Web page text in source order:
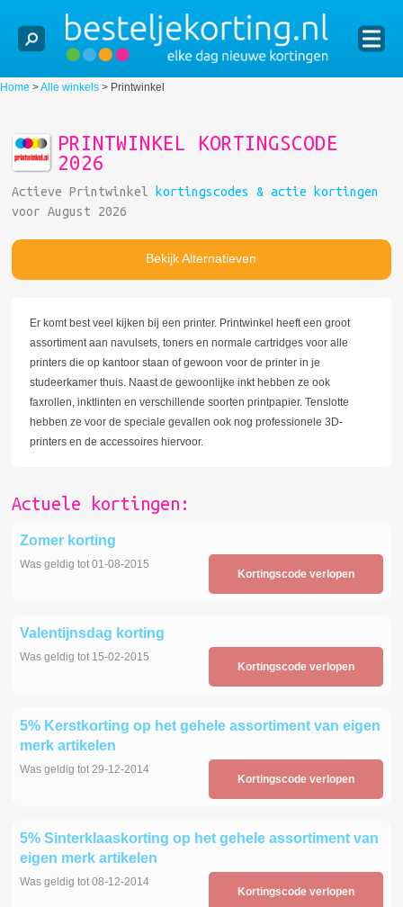
Home >Alle winkels > Printwinkel
PRINTWINKEL KORTINGSCODE
2026
Actieve Printwinkel kortingscodes & actie kortingen
voor August 2026
Bekijk Alternatieven
Er komt best veel kijken bij een printer. Printwinkel heeft een groot
assortiment aan navulsets, toners en normale cartridges voor alle
printers die op kantoor staan of gewoon voor de printer in je
studeerkamer thuis. Naast de gewoonlijke inkt hebben ze ook
faxrollen, inktlinten en verschillende soorten printpapier. Tenslotte
hebben ze voor de speciale gevallen ook nog professionele 3D-
printers en de accessoires hiervoor.
Actuele kortingen:
Zomer korting
Kortingscode verlopen
Was geldig tot 01-08-2015
Valentijnsdag korting
Kortingscode verlopen
Was geldig tot 15-02-2015
5% Kerstkorting op het gehele assortiment van eigen
merk artikelen
Kortingscode verlopen
Was geldig tot 29-12-2014
5% Sinterklaaskorting op het gehele assortiment van
eigen merk artikelen
Kortingscode verlopen
Was geldig tot 08-12-2014